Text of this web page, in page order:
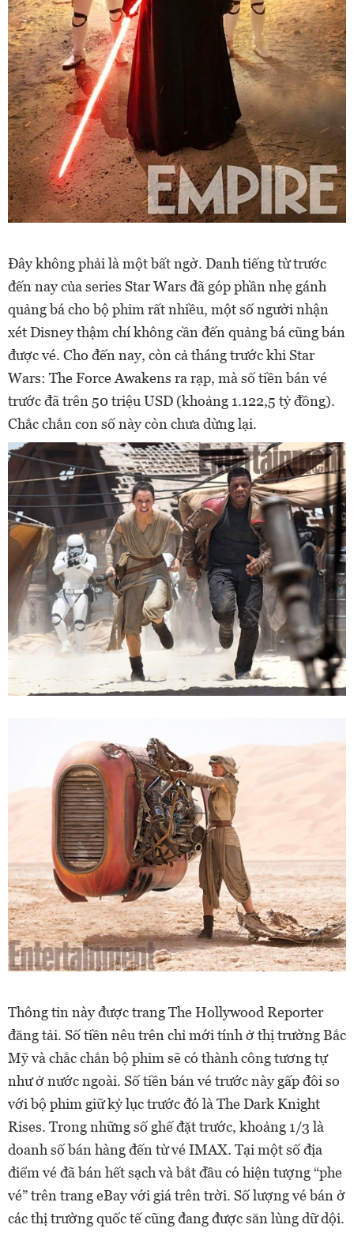
Đây không phải là một bất ngờ. Danh tiếng từ trước
đến nay của series Star Wars đã góp phần nhẹ gánh
quảng bá cho bộ phim rất nhiều, một số người nhận
xét Disney thậm chí không cần đến quảng bá cũng bán
được vé. Cho đến nay, còn cả tháng trước khi Star
Wars: The Force Awakens ra rạp, mà số tiền bán vé
trước đã trên 50 triệu USD (khoảng 1.122,5 tỷ đồng).
Chắc chắn con số này còn chưa dừng lại.
Thông tin này được trang The Hollywood Reporter
đăng tải. Số tiền nêu trên chỉ mới tính ở thị trường Bắc
Mỹ và chắc chắn bộ phim sẽ có thành công tương tự
như ở nước ngoài. Số tiền bán vé trước này gấp đôi so
với bộ phim giữ kỷ lục trước đó là The Dark Knight
Rises. Trong những số ghế đặt trước, khoảng 1/3 là
doanh số bán hàng đến từ vé IMAX. Tại một số địa
điểm vé đã bán hết sạch và bắt đầu có hiện tượng “phe
vé” trên trang eBay với giá trên trời. Số lượng vé bán ở
các thị trường quốc tế cũng đang được săn lùng dữ dội.